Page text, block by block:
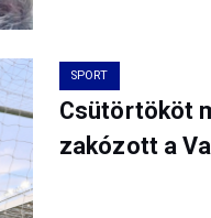
SPORT
Csütörtököt
zakózott a